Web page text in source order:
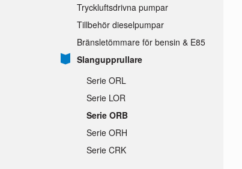
Tryckluftsdrivna pumpar
Tillbehör dieselpumpar
Bränsletömmare för bensin & E85
Slangupprullare
Serie ORL
Serie LOR
Serie ORB
Serie ORH
Serie CRK